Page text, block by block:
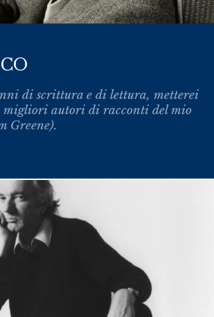
di scrittura e di lettura, metterei
migliori autori di racconti del mio
Greene).